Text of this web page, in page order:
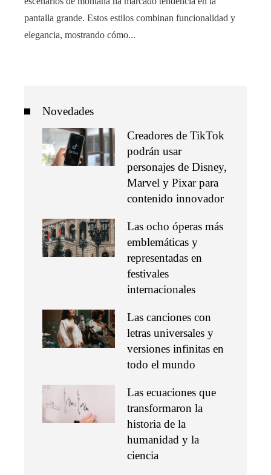
pantalla grande. Estos estilos combinan funcionalidad y
elegancia, mostrando cómo...
Novedades
Creadores de TikTok
podrán usar
personajes de Disney,
Marvel y Pixar para
contenido innovador
Las ocho óperas más
emblemáticas y
representadas en
festivales
internacionales
Las canciones con
letras universales y
versiones infinitas en
todo el mundo
Las ecuaciones que
transformaron la
historia de la
humanidad y la
ciencia